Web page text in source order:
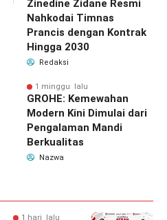
Zinedine Zidane Resmi
Nahkodai Timnas
Prancis dengan Kontrak
Hingga 2030
Redaksi
1 minggu lalu
GROHE: Kemewahan
Modern Kini Dimulai dari
Pengalaman Mandi
Berkualitas
Nazwa
1 hari lalu